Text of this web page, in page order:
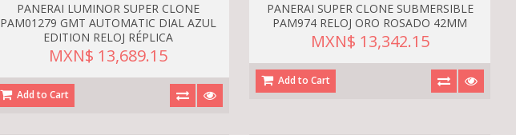
PANERAI LUMINOR SUPER CLONE
PAM01279 GMT AUTOMATIC DIAL AZUL
EDITION RELOJ RÉPLICA
MXN$ 13,689.15
Add to Cart
PANERAI SUPER CLONE SUBMERSIBLE
PAM974 RELOJ ORO ROSADO 42MM
MXN$ 13,342.15
Add to Cart